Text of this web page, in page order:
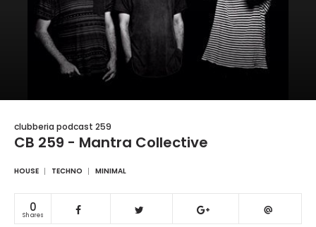
clubberia podcast 259
CB 259 - Mantra Collective
HOUSE TECHNO MINIMAL
0
Shares